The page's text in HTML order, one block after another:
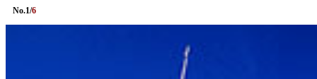
No.1/6